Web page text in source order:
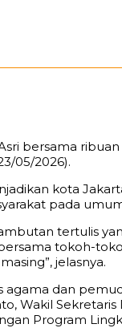
bersama
05/2026).
kota
pada
tertulis
tokoh-
jelasnya.
dan
Wakil Sekretaris
Program